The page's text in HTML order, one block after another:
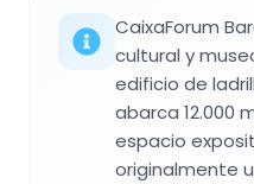
CaixaForum
cultural y
edificio de
abarca 12.000
espacio
originalmente